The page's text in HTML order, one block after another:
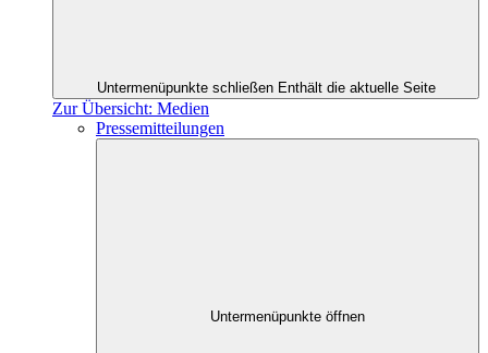
Untermenüpunkte schließen Enthält die aktuelle Seite
Zur Übersicht: Medien
Pressemitteilungen
Untermenüpunkte öffnen